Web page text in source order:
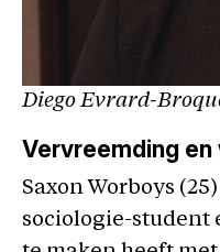
Diego Evrard-
Vervreemding
Saxon Worboys
sociologie-student